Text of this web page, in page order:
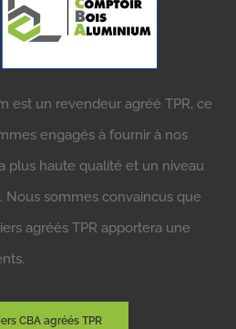
est un revendeur agréé TPR, ce
engagés à fournir à nos
plus haute qualité et un niveau
sommes convaincus que
agréés TPR apportera une
CBA agréés TPR